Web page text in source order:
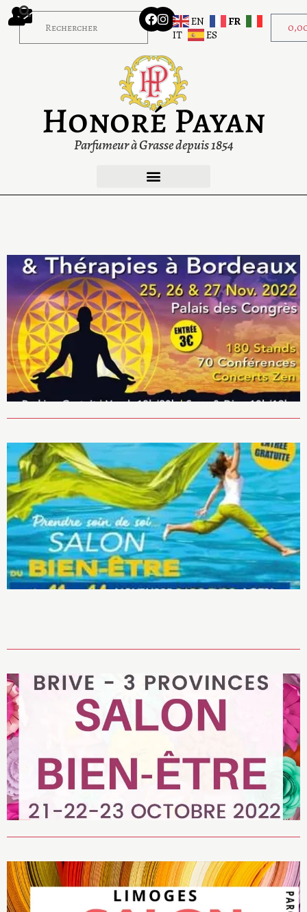
EN
FR
IT
ES
Honoré Payan
Parfumeur à Grasse depuis 1854